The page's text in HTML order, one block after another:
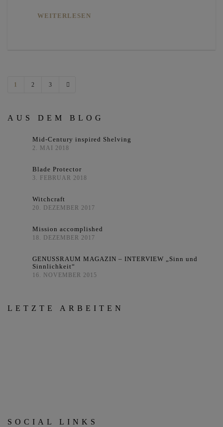
WEITERLESEN
1 2 3
AUS DEM BLOG
Mid-Century inspired Shelving
2. MAI 2018
Blade Protector
3. FEBRUAR 2018
Witchcraft
20. DEZEMBER 2017
Mission accomplished
18. DEZEMBER 2017
GENUSSRAUM MAGAZIN – INTERVIEW „Sinn und
Sinnlichkeit“
16. NOVEMBER 2015
LETZTE ARBEITEN
SOCIAL LINKS